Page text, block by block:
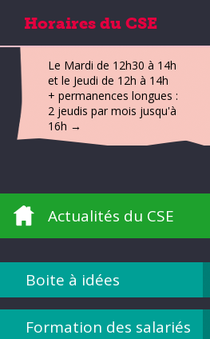
Horaires du CSE
Le Mardi de 12h30 à 14h
et le Jeudi de 12h à 14h
+ permanences longues :
2 jeudis par mois jusqu'à
16h →
Actualités du CSE
Boite à idées
Formation des salariés